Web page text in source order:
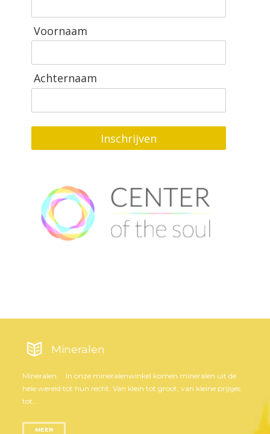
Voornaam
Achternaam
Inschrijven
Mineralen
Mineralen In onze mineralenwinkel komen mineralen uit de
hele wereld tot hun recht. Van klein tot groot, van kleine prijsjes
tot...
MEER